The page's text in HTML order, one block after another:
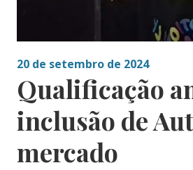
20 de setembro de 2024
Qualificação
inclusão de
mercado